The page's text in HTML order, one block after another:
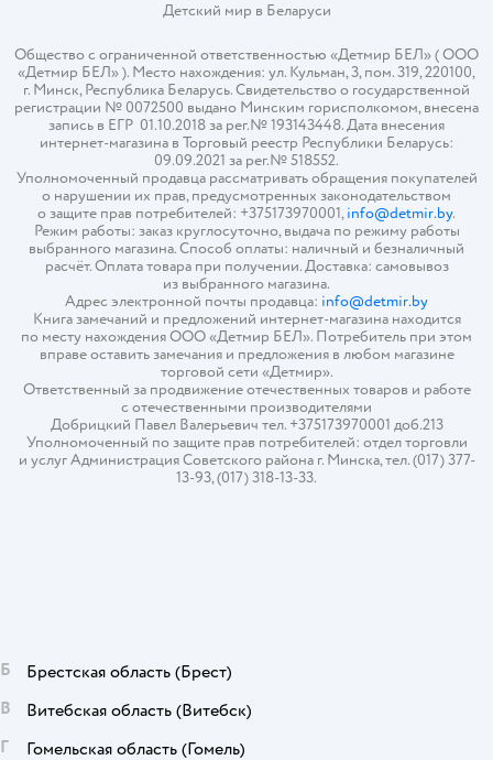
Детский мир в Беларуси
Общество с ограниченной ответственностью «Детмир БЕЛ» ( ООО
«Детмир БЕЛ» ). Место нахождения: ул. Кульман, 3, пом. 319, 220100,
г. Минск, Республика Беларусь. Свидетельство о государственной
регистрации № 0072500 выдано Минским горисполкомом, внесена
запись в ЕГР 01.10.2018 за рег.№ 193143448. Дата внесения
интернет-магазина в Торговый реестр Республики Беларусь:
09.09.2021 за рег.№ 518552.
Уполномоченный продавца рассматривать обращения покупателей
о нарушении их прав, предусмотренных законодательством
о защите прав потребителей: +375173970001,info@detmir.by.
Режим работы: заказ круглосуточно, выдача по режиму работы
выбранного магазина. Способ оплаты: наличный и безналичный
расчёт. Оплата товара при получении. Доставка: самовывоз
из выбранного магазина.
Адрес электронной почты продавца: info@detmir.by
Книга замечаний и предложений интернет-магазина находится
по месту нахождения ООО «Детмир БЕЛ». Потребитель при этом
вправе оставить замечания и предложения в любом магазине
торговой сети «Детмир».
Ответственный за продвижение отечественных товаров и работе
с отечественными производителями
Добрицкий Павел Валерьевич тел. +375173970001 доб.213
Уполномоченный по защите прав потребителей: отдел торговли
и услуг Администрация Советского района г. Минска, тел. (017) 377-
13-93, (017) 318-13-33.
Б Брестская область (Брест)
В
Витебская область (Витебск)
Г
Гомельская область (Гомель)